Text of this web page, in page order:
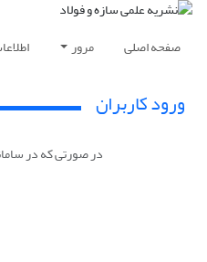
صفحه اصلی مرور
ورود کاربران
در صورتی که در